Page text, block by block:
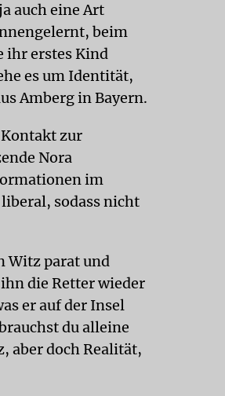
auch eine Art
beim
ihr erstes Kind
es um Identität,
Amberg in Bayern.
Kontakt zur
Nora
im
sodass nicht
Witz parat und
die Retter wieder
er auf der Insel
du alleine
aber doch Realität,